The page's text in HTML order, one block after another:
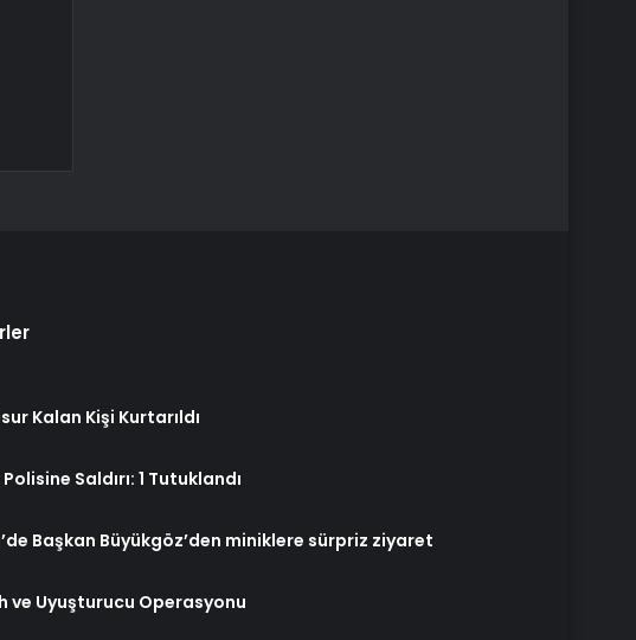
Kalan Kişi Kurtarıldı
Saldırı: 1 Tutuklandı
Başkan Büyükgöz’den miniklere sürpriz ziyaret
ve Uyuşturucu Operasyonu